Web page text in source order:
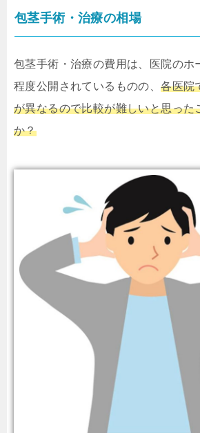
包茎手術・治療の相場
包茎手術・治療の費用は、医院のホ
程度公開されているものの、各医院
が異なるので比較が難しいと思った
か？